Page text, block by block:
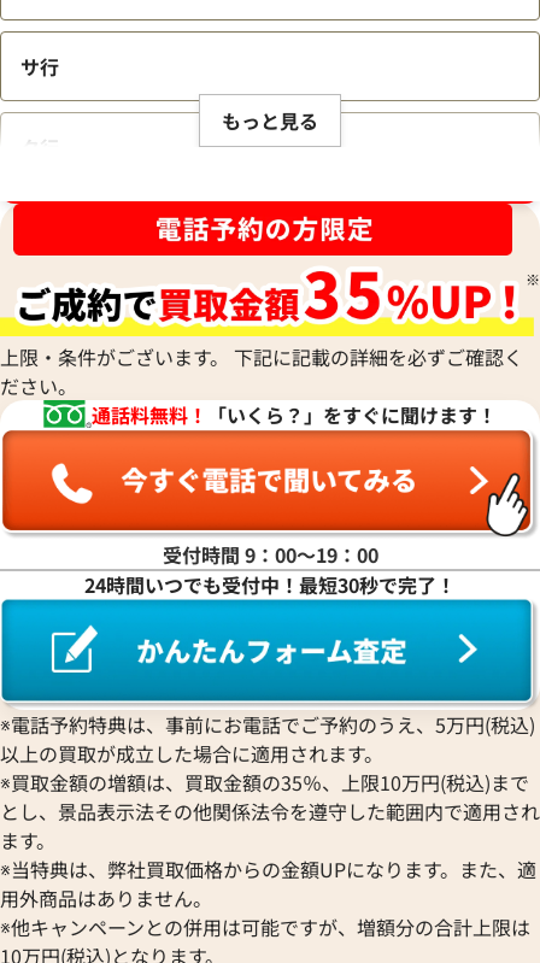
サ行
タ行
ハ行
マ行
ヤ行
ワ行
もっと見る
上限・条件がございます。 下記に記載の詳細を必ずご確認く
ださい。
通話料無料！
「いくら？」をすぐに聞けます！
受付時間 9：00〜19：00
24時間いつでも受付中！最短30秒で完了！
※電話予約特典は、事前にお電話でご予約のうえ、5万円(税込)
以上の買取が成立した場合に適用されます。
※買取金額の増額は、買取金額の35％、上限10万円(税込)まで
とし、景品表示法その他関係法令を遵守した範囲内で適用され
ます。
※当特典は、弊社買取価格からの金額UPになります。また、適
用外商品はありません。
※他キャンペーンとの併用は可能ですが、増額分の合計上限は
10万円(税込)となります。